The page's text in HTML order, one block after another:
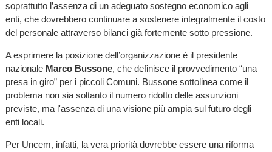
soprattutto l’assenza di un adeguato sostegno economico agli
enti, che dovrebbero continuare a sostenere integralmente il costo
del personale attraverso bilanci già fortemente sotto pressione.
A esprimere la posizione dell’organizzazione è il presidente
nazionale Marco Bussone, che definisce il provvedimento “una
presa in giro” per i piccoli Comuni. Bussone sottolinea come il
problema non sia soltanto il numero ridotto delle assunzioni
previste, ma l'assenza di una visione più ampia sul futuro degli
enti locali.
Per Uncem, infatti, la vera priorità dovrebbe essere una riforma